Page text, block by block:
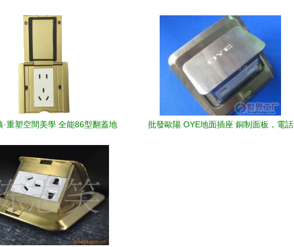
·重塑空間美學 全能86型翻蓋地
批發歐陽 OYE地面插座 銅制面板，電話